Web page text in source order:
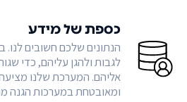
כספת של מידע
הנתונים שלכם חשובים לנו.
לגבות ולהגן עליהם, כדי
אליהם. המערכת שלנו
ומאובטחת במערכות הגנה